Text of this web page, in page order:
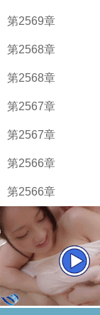
第2569章
第2568章
第2568章
第2567章
第2567章
第2566章
第2566章